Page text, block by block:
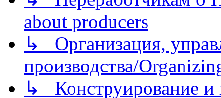
about producers
↳ Организация,
производства/
↳ Конструирование и